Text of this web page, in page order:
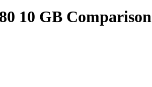
10 GB Comparison